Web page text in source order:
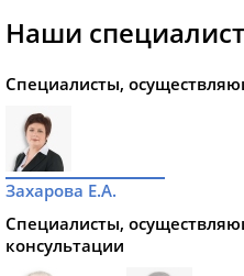
Наши
Специалисты,
Захарова Е.А.
Специалисты,
консультации